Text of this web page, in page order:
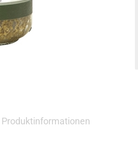
Produktinformationen